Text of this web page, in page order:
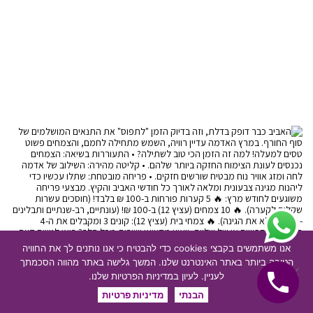
אנו משתמשים בקבצי cookies כדי להבטיח כי אנו נותנים לך את החוויה
הטובה ביותר באתר האינטרנט שלנו. המשך גלישה באתר מהווה הסכמתך
לעניין. לעיון במדיניות הפרטיות שלנו.
הבנתי
מדיניות פרטיות